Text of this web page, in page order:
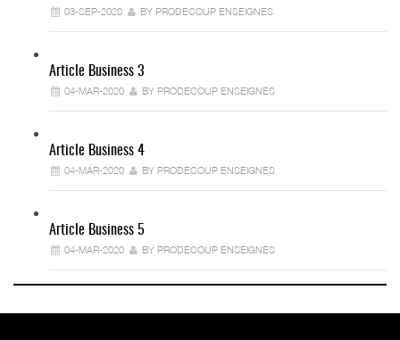
03-SEP-2020 BY PRODECOUP ENSEIGNES
Article Business 3
04-MAR-2020 BY PRODECOUP ENSEIGNES
Article Business 4
04-MAR-2020 BY PRODECOUP ENSEIGNES
Article Business 5
04-MAR-2020 BY PRODECOUP ENSEIGNES